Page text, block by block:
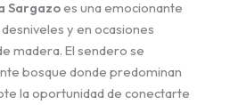
Sargazoes una emocionante
y en ocasiones
madera. El sendero se
bosque donde predominan
la oportunidad de conectarte